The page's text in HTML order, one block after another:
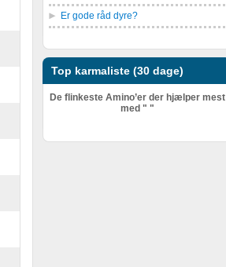
Er gode råd dyre?
Top karmaliste (30 dage)
De flinkeste Amino’er der hjælper mest
med " "